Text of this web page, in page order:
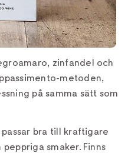
zinfandel och
metoden,
på samma sätt som
bra till kraftigare
smaker. Finns